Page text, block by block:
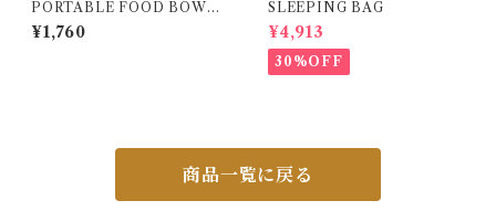
PORTABLE FOOD BOWL /
ポータブルフードボウル
¥1,760
SLEEPING BAG
¥4,913
30%OFF
商品一覧に戻る